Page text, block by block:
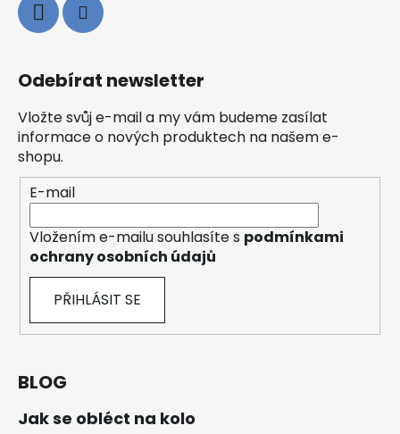
Odebírat newsletter
Vložte svůj e-mail a my vám budeme zasílat
informace o nových produktech na našem e-
shopu.
E-mail
Vložením e-mailu souhlasíte s podmínkami
ochrany osobních údajů
PŘIHLÁSIT SE
BLOG
Jak se obléct na kolo